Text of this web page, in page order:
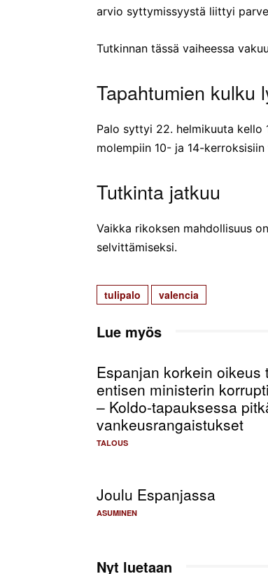
arvio syttymissyystä liittyi
Tutkinnan tässä vaiheessa
Tapahtumien kulku
Palo syttyi 22. helmikuuta kello
molempiin 10- ja 14-
Tutkinta jatkuu
Vaikka rikoksen mahdollisuus
selvittämiseksi.
tulipalo valencia
Lue myös
Espanjan korkein oikeus
entisen ministerin
– Koldo-tapauksessa
vankeusrangaistukset
TALOUS
Joulu Espanjassa
ASUMINEN
Nyt luetaan